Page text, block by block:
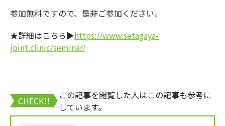
参加無料ですので、是非ご参加ください。
★詳細はこちら▶https://www.setagaya-
joint.clinic/seminar/
CHECK!!
この記事を閲覧した人はこの記事も参考に
しています。